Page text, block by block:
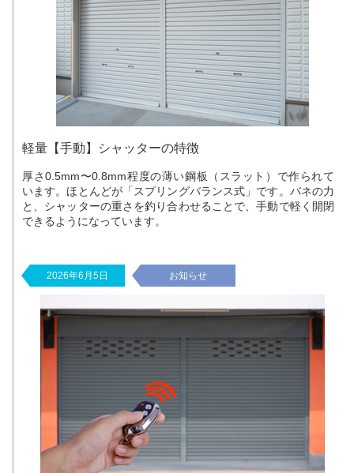
軽量【手動】シャッターの特徴
厚さ0.5mm〜0.8mm程度の薄い鋼板（スラット）で作られて
います。ほとんどが「スプリングバランス式」です。バネの力
と、シャッターの重さを釣り合わせることで、手動で軽く開閉
できるようになっています。
2026年6月5日 お知らせ